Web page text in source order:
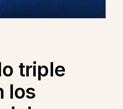
triple
los